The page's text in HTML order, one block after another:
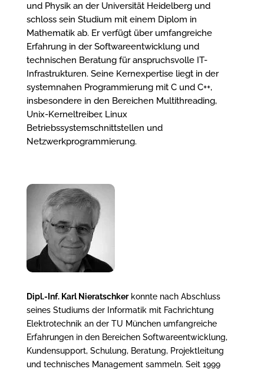
und Physik an der Universität Heidelberg und
schloss sein Studium mit einem Diplom in
Mathematik ab. Er verfügt über umfangreiche
Erfahrung in der Softwareentwicklung und
technischen Beratung für anspruchsvolle IT-
Infrastrukturen. Seine Kernexpertise liegt in der
systemnahen Programmierung mit C und C++,
insbesondere in den Bereichen Multithreading,
Unix-Kerneltreiber, Linux
Betriebssystemschnittstellen und
Netzwerkprogrammierung.
Dipl.-Inf. Karl Nieratschkerkonnte nach Abschluss
seines Studiums der Informatik mit Fachrichtung
Elektrotechnik an der TU München umfangreiche
Erfahrungen in den Bereichen Softwareentwicklung,
Kundensupport, Schulung, Beratung, Projektleitung
und technisches Management sammeln. Seit 1999